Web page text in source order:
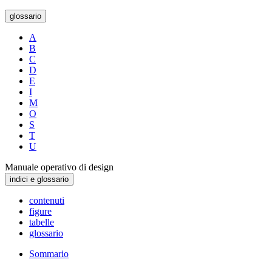
glossario
A
B
C
D
E
I
M
O
S
T
U
Manuale operativo di design
indici e glossario
contenuti
figure
tabelle
glossario
Sommario